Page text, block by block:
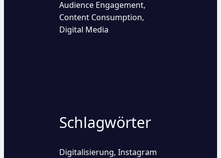
Audience Engagement,
Content Consumption,
Digital Media
Schlagwörter
Digitalisierung, Instagram